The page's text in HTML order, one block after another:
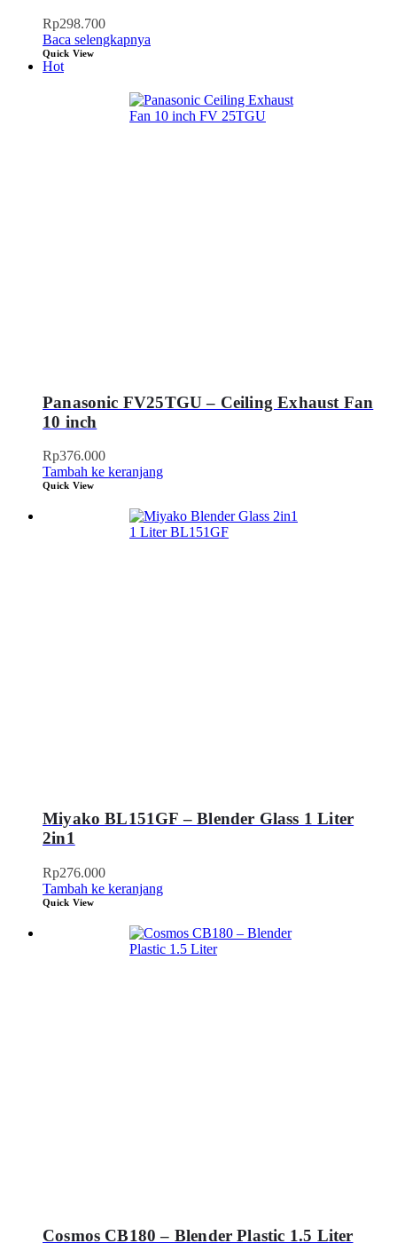
Rp298.700
Baca selengkapnya
Quick View
Hot
Panasonic FV25TGU – Ceiling Exhaust Fan
10 inch
Rp376.000
Tambah ke keranjang
Quick View
Miyako BL151GF – Blender Glass 1 Liter
2in1
Rp276.000
Tambah ke keranjang
Quick View
Cosmos CB180 – Blender Plastic 1.5 Liter